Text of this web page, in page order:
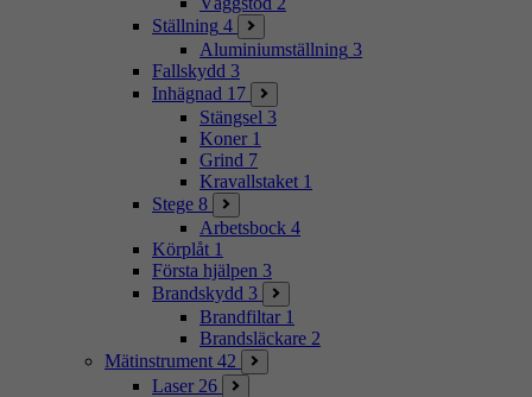
Ställning 4
Aluminiumställning 3
Fallskydd 3
Inhägnad 17
Stängsel 3
Koner 1
Grind 7
Kravallstaket 1
Stege 8
Arbetsbock 4
Körplåt 1
Första hjälpen 3
Brandskydd 3
Brandfiltar 1
Brandsläckare 2
Mätinstrument 42
Laser 26